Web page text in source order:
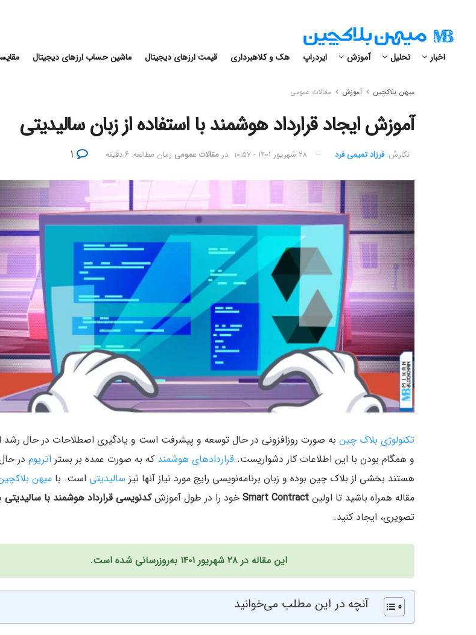
اخبار تحلیل آموزش ایردراپ هک و کلاهبرداری قیمت ارزهای دیجیتال ماشین حساب ارزهای دیجیتال
میهن بلاکچین آموزش مقالات عمومی
آموزش ایجاد قرارداد هوشمند با استفاده از زبان سالیدیتی
نگارش:‌ فرزاد تمیمی فرد ۲۸ شهریور ۱۴۰۱ - ۱۰:۵۷ در مقالات عمومی زمان مطالعه: ۶ دقیقه
تکنولوژی بلاک چین به صورت روزافزونی در حال توسعه و پیشرفت است و یادگیری اصطلاحات در حال رشد
و همگام بودن با این اطلاعات کار دشواریست. قرارداد‌های هوشمند که به صورت عمده بر بستر اتریوم در
هستند بخشی از بلاک چین بوده و زبان برنامه‌نویسی رایج مورد نیاز آنها نیز سالیدیتی است. با میهن
مقاله همراه باشید تا اولین Smart Contract خود را در طول آموزشکدنویسی قرارداد هوشمند با سالیدیتی
تصویری، ایجاد کنید.
این مقاله در ۲۸ شهریور ۱۴۰۱ به‌روزرسانی شده است.
آنچه در این مطلب می‌خوانید